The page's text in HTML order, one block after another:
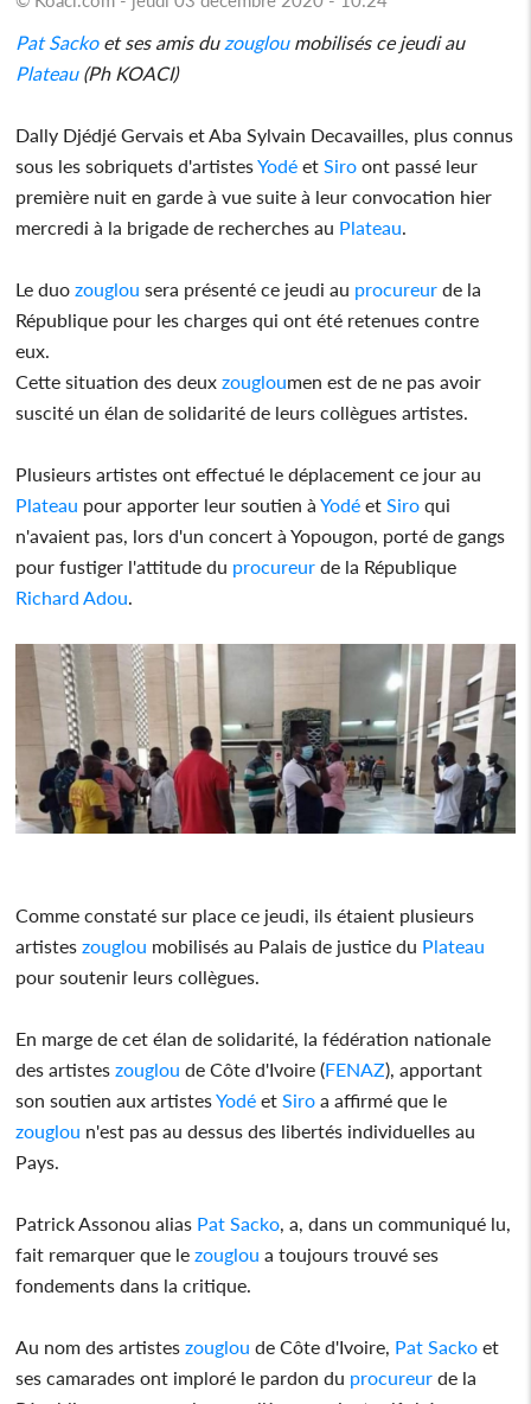
Pat Sackoet ses amis du zougloumobilisés ce jeudi au
Plateau(Ph KOACI)
Dally Djédjé Gervais et Aba Sylvain Decavailles, plus connus
sous les sobriquets d'artistesYodé et Siro ont passé leur
première nuit en garde à vue suite à leur convocation hier
mercredi à la brigade de recherches au Plateau
Le duozouglou sera présenté ce jeudi au procureur de la
République pour les charges qui ont été retenues contre
eux.
Cette situation des deuxzougloumen est de ne pas avoir
suscité un élan de solidarité de leurs collègues artistes.
Plusieurs artistes ont effectué le déplacement ce jour au
Plateau pour apporter leur soutien àYodé et Siro qui
n'avaient pas, lors d'un concert à Yopougon, porté de gangs
pour fustiger l'attitude du procureur de la République
Richard Adou
Comme constaté sur place ce jeudi, ils étaient plusieurs
artisteszouglou mobilisés au Palais de justice du Plateau
pour soutenir leurs collègues.
En marge de cet élan de solidarité, la fédération nationale
des artisteszouglou de Côte d'Ivoire (FENAZ), apportant
son soutien aux artistesYodé et Siro a affirmé que le
zouglou n'est pas au dessus des libertés individuelles au
Pays.
Patrick Assonou alias Pat Sacko , a, dans un communiqué lu,
fait remarquer que lezouglou a toujours trouvé ses
fondements dans la critique.
Au nom des artisteszouglou de Côte d'Ivoire, Pat Sacko et
ses camarades ont imploré le pardon du procureur de la